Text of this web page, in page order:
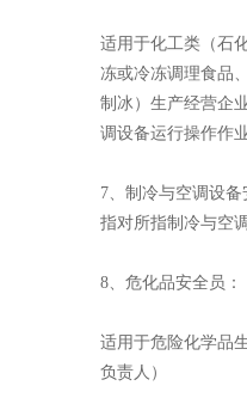
适用于化工类（石
冻或冷冻调理食品
制冰）生产经营企
调设备运行操作作业
7、制冷与空调设备
指对所指制冷与空
8、危化品安全员：
适用于危险化学品
负责人）